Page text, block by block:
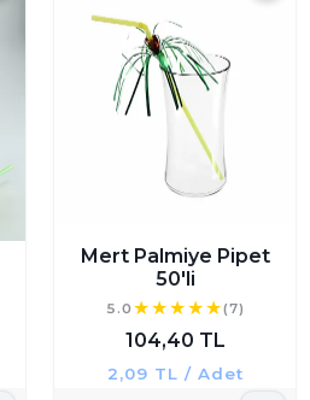
Mert Palmiye Pipet
50'li
5.0 (7)
104,40 TL
2,09 TL / Adet